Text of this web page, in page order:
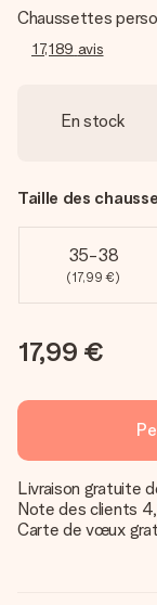
Chaussettes
17,189 avis
En stock
Taille des
35-38
(17,99 €)
17,99 €
Livraison gratuite
Note des clients
Carte de vœux